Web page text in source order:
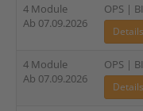
4 Module
Ab 07.09.2026
OPS |
4 Module
Ab 07.09.2026
OPS |